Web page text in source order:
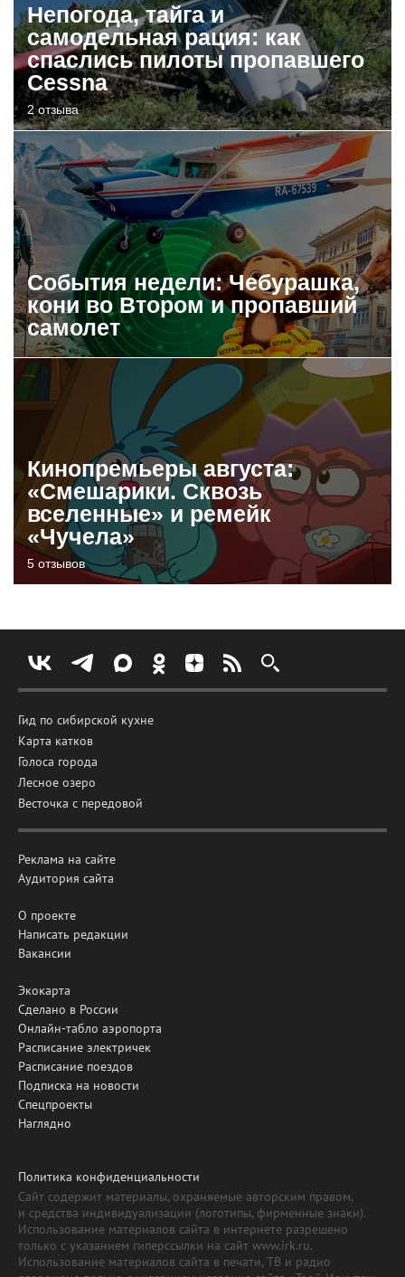
Непогода, тайга и
самодельная рация: как
спаслись пилоты пропавшего
Cessna
2 отзыва
События недели: Чебурашка,
кони во Втором и пропавший
самолет
Кинопремьеры августа:
«Смешарики. Сквозь
вселенные» и ремейк
«Чучела»
5 отзывов
Гид по сибирской кухне
Карта катков
Голоса города
Лесное озеро
Весточка с передовой
Реклама на сайте
Аудитория сайта
О проекте
Написать редакции
Вакансии
Экокарта
Сделано в России
Онлайн-табло аэропорта
Расписание электричек
Расписание поездов
Подписка на новости
Спецпроекты
Наглядно
Политика конфиденциальности
Сайт содержит материалы, охраняемые авторским правом,
и средства индивидуализации (логотипы, фирменные знаки).
Использование материалов сайта в интернете разрешено
только с указанием гиперссылки на сайт www.irk.ru.
Использование материалов сайта в печати, ТВ и радио